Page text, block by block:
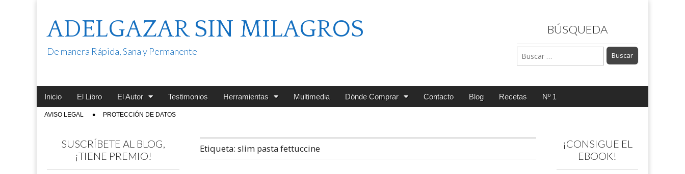
ADELGAZAR SIN MILAGROS
De manera Rápida, Sana y Permanente
BÚSQUEDA
Buscar:
Main
Skip
content
Inicio El Libro El Autor Testimonios Herramientas Multimedia Dónde Comprar Contacto Blog Recetas Nº 1
SubAVISO LEGAL PROTECCIÓN DE DATOS
Etiqueta: slim pasta fettuccine
SUSCRÍBETE AL BLOG,
¡TIENE PREMIO!
¡CONSIGUE EL
EBOOK!